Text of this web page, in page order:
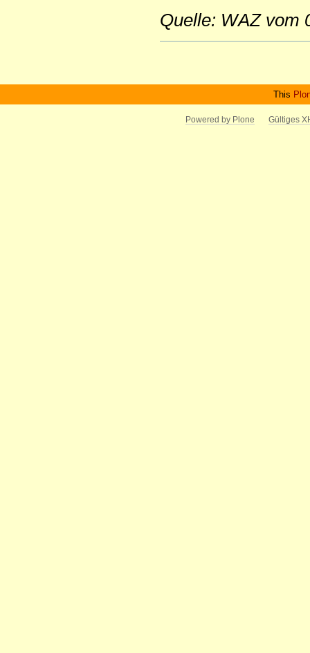
Quelle: WAZ vom
This
Powered by Plone Gültiges